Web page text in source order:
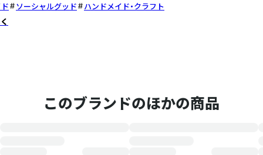
ソーシャルグッド
ハンドメイド・クラフト
このブランドのほかの商品